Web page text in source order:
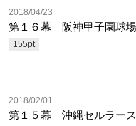
2018/04/23
第１６幕 阪神甲子園球場
155pt
2018/02/01
第１５幕 沖縄セルラー